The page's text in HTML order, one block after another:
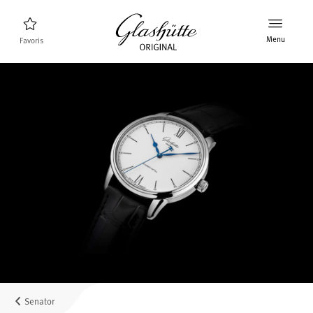
Favoris Menu
Découvrez la collection
La marque Glashütte Original
En savoir plus sur la manufacture
MyAccount
Senator